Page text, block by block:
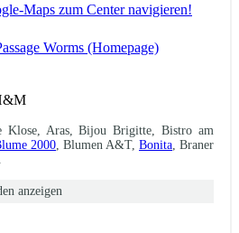
Maps zum Center navigieren!
Worms (Homepage)
Klose, Aras, Bijou Brigitte, Bistro am
2000 , Blumen A&T, Bonita , Braner
anzeigen